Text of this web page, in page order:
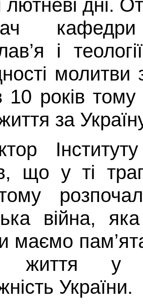
лютневі дні.
кафедри
і
молитви
10 років
за
що у ті
війна,
маємо
життя у
України.